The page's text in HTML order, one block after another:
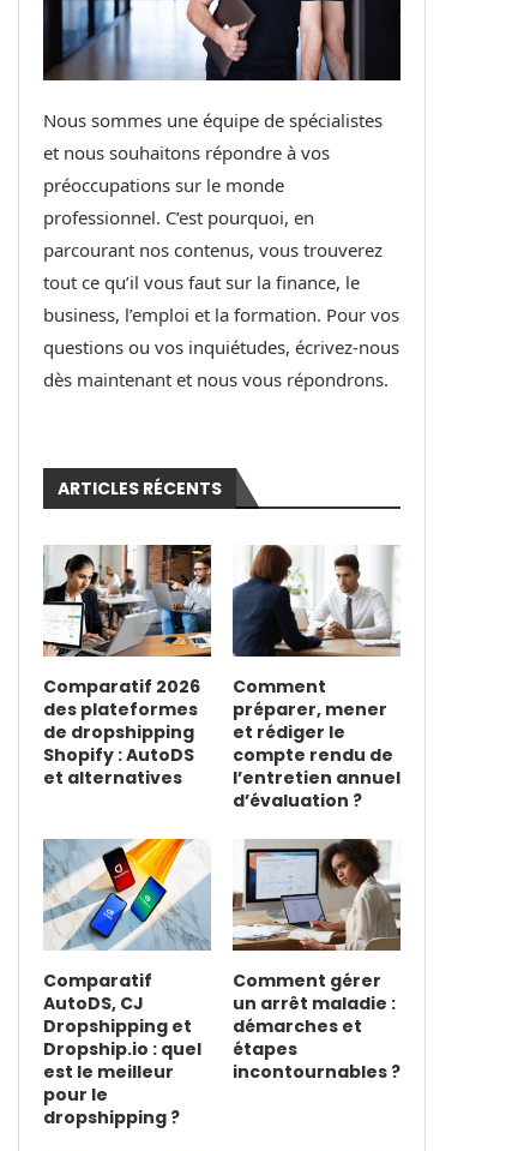
Nous sommes une équipe de spécialistes
et nous souhaitons répondre à vos
préoccupations sur le monde
professionnel. C’est pourquoi, en
parcourant nos contenus, vous trouverez
tout ce qu’il vous faut sur la finance, le
business, l’emploi et la formation. Pour vos
questions ou vos inquiétudes, écrivez-nous
dès maintenant et nous vous répondrons.
ARTICLES RÉCENTS
Comparatif 2026
des plateformes
de dropshipping
Shopify : AutoDS
et alternatives
Comment
préparer, mener
et rédiger le
compte rendu de
l’entretien annuel
d’évaluation ?
Comparatif
AutoDS, CJ
Dropshipping et
Dropship.io : quel
est le meilleur
pour le
dropshipping ?
Comment gérer
un arrêt maladie :
démarches et
étapes
incontournables ?